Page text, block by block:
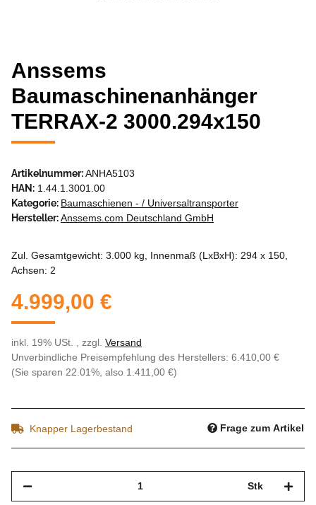
Anssems
Baumaschinenanhänger
TERRAX-2 3000.294x150
Artikelnummer:ANHA5103
HAN: 1.44.1.3001.00
Kategorie: Baumaschienen - / Universaltransporter
Hersteller:Anssems.com Deutschland GmbH
Zul. Gesamtgewicht: 3.000 kg, Innenmaß (LxBxH): 294 x 150,
Achsen: 2
4.999,00 €
inkl. 19% USt. , zzgl. Versand
Unverbindliche Preisempfehlung des Herstellers: 6.410,00 €
(Sie sparen 22.01% , also 1.411,00 €)
Knapper Lagerbestand Frage zum Artikel
Stk